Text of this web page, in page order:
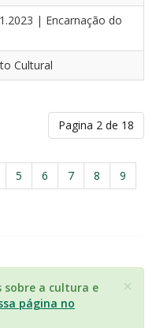
| Encarnação do
Cultural
Pagina 2 de 18
5 6 7 8
9
×
sobre a cultura e
página no